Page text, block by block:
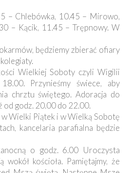
– Chlebówka, 10.45 – Mirowo,
– Kącik, 11.45 – Trępnowy. W
będziemy zbierać ofiary
Wielkiej Soboty czyli Wigilii
Przynieśmy świece, aby
chrztu świętego. Adoracja do
od godz. 20.00 do 22.00.
Wielki Piątek i w Wielką Sobotę
kancelaria parafialna będzie
o godz. 6.00 Uroczysta
wokół kościoła. Pamiętajmy, że